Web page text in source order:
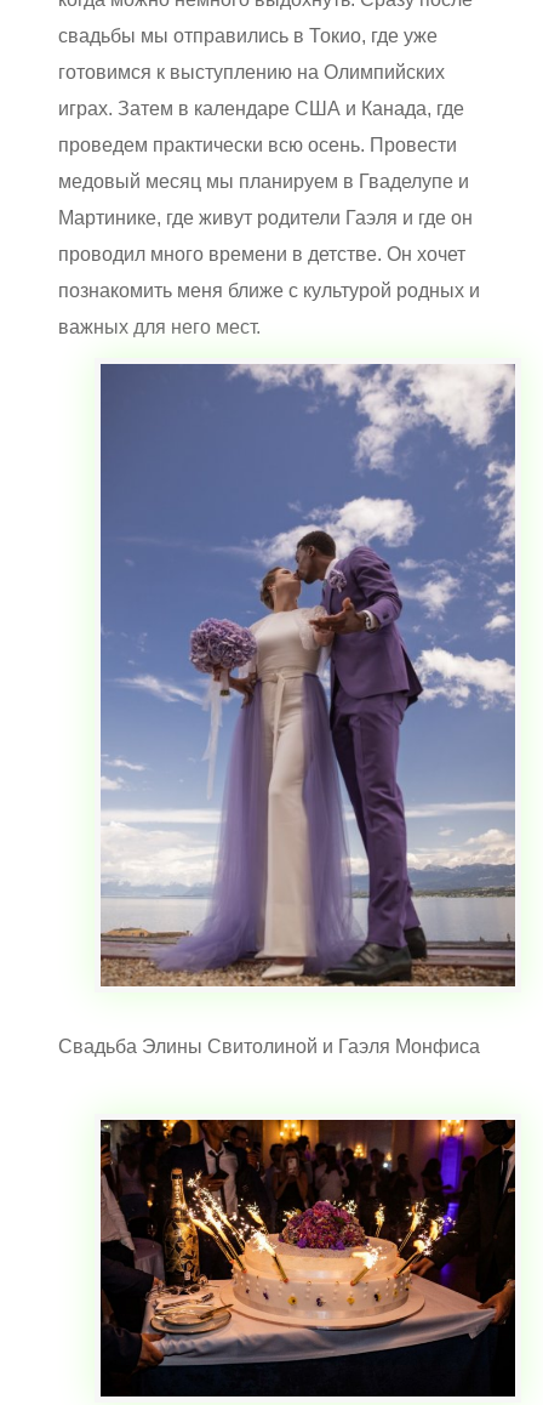
свадьбы мы отправились в Токио, где уже
готовимся к выступлению на Олимпийских
играх. Затем в календаре США и Канада, где
проведем практически всю осень. Провести
медовый месяц мы планируем в Гваделупе и
Мартинике, где живут родители Гаэля и где он
проводил много времени в детстве. Он хочет
познакомить меня ближе с культурой родных и
важных для него мест.
Свадьба Элины Свитолиной и Гаэля Монфиса